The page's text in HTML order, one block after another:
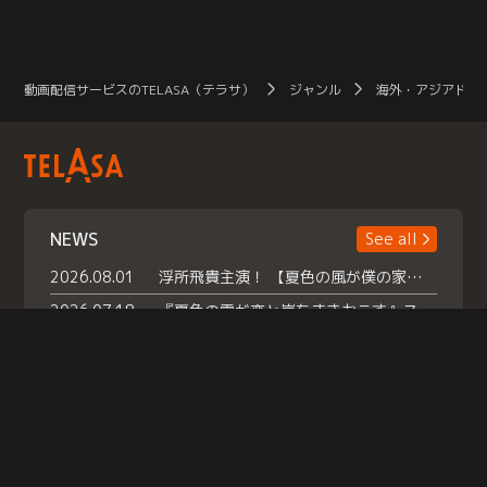
動画配信サービスのTELASA（テラサ） ジャンル 海外・アジアドラ
NEWS
See all
2026.08.01
浮所飛貴主演！ 【夏色の風が僕の家にやってきた】 本日よりテラサで独占配信スタート！
2026.07.18
『夏色の雲が恋と嵐をまきおこす』スペシャルメイキング 【Part1】2026年７月18日（土）23時30分～配信スタート！話題のシーンの裏側を大公開！豪華キャスト大集合！ 『武宮家 真夏の家族会議』開催！